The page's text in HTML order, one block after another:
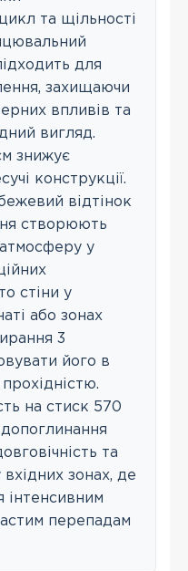
та щільності
для
захищаючи
впливів та
вигляд.
знижує
конструкції.
відтінок
створюють
у
стіни у
або зонах
3
його в
на стиск 570
та
вхідних зонах, де
інтенсивним
перепадам